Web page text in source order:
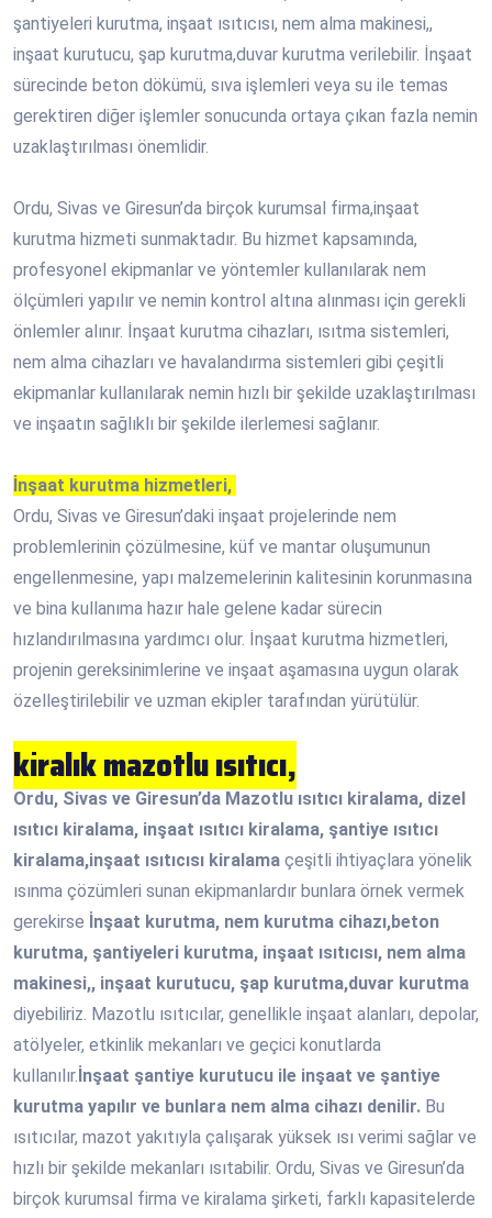
şantiyeleri kurutma, inşaat ısıtıcısı, nem alma makinesi,,
inşaat kurutucu, şap kurutma,duvar kurutma verilebilir. İnşaat
sürecinde beton dökümü, sıva işlemleri veya su ile temas
gerektiren diğer işlemler sonucunda ortaya çıkan fazla nemin
uzaklaştırılması önemlidir.
Ordu, Sivas ve Giresun’da birçok kurumsal firma,inşaat
kurutma hizmeti sunmaktadır. Bu hizmet kapsamında,
profesyonel ekipmanlar ve yöntemler kullanılarak nem
ölçümleri yapılır ve nemin kontrol altına alınması için gerekli
önlemler alınır. İnşaat kurutma cihazları, ısıtma sistemleri,
nem alma cihazları ve havalandırma sistemleri gibi çeşitli
ekipmanlar kullanılarak nemin hızlı bir şekilde uzaklaştırılması
ve inşaatın sağlıklı bir şekilde ilerlemesi sağlanır.
İnşaat kurutma hizmetleri,
Ordu, Sivas ve Giresun’daki inşaat projelerinde nem
problemlerinin çözülmesine, küf ve mantar oluşumunun
engellenmesine, yapı malzemelerinin kalitesinin korunmasına
ve bina kullanıma hazır hale gelene kadar sürecin
hızlandırılmasına yardımcı olur. İnşaat kurutma hizmetleri,
projenin gereksinimlerine ve inşaat aşamasına uygun olarak
özelleştirilebilir ve uzman ekipler tarafından yürütülür.
kiralık mazotlu ısıtıcı,
Ordu, Sivas ve Giresun’da Mazotlu ısıtıcı kiralama, dizel
ısıtıcı kiralama, inşaat ısıtıcı kiralama, şantiye ısıtıcı
kiralama,inşaat ısıtıcısı kiralama çeşitli ihtiyaçlara yönelik
ısınma çözümleri sunan ekipmanlardır bunlara örnek vermek
gerekirse İnşaat kurutma, nem kurutma cihazı,beton
kurutma, şantiyeleri kurutma, inşaat ısıtıcısı, nem alma
makinesi,, inşaat kurutucu, şap kurutma,duvar kurutma
diyebiliriz. Mazotlu ısıtıcılar, genellikle inşaat alanları, depolar,
atölyeler, etkinlik mekanları ve geçici konutlarda
kullanılır. İnşaat şantiye kurutucu ile inşaat ve şantiye
kurutma yapılır ve bunlara nem alma cihazı denilir. Bu
ısıtıcılar, mazot yakıtıyla çalışarak yüksek ısı verimi sağlar ve
hızlı bir şekilde mekanları ısıtabilir. Ordu, Sivas ve Giresun’da
birçok kurumsal firma ve kiralama şirketi, farklı kapasitelerde